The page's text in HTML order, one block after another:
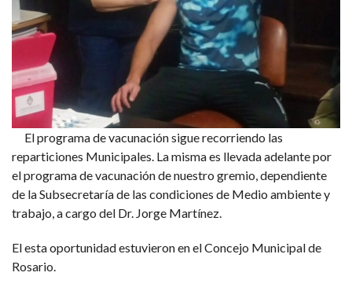
El programa de vacunación sigue recorriendo las
reparticiones Municipales. La misma es llevada adelante por
el programa de vacunación de nuestro gremio, dependiente
de la Subsecretaría de las condiciones de Medio ambiente y
trabajo, a cargo del Dr. Jorge Martínez.
El esta oportunidad estuvieron en el Concejo Municipal de
Rosario.